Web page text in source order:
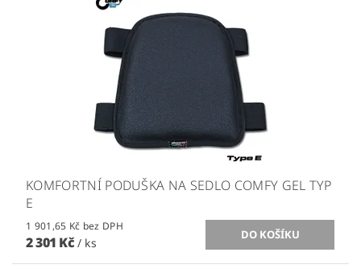
KOMFORTNÍ PODUŠKA NA SEDLO COMFY GEL TYP
E
1 901,65 Kč bez DPH
2 301 Kč / ks